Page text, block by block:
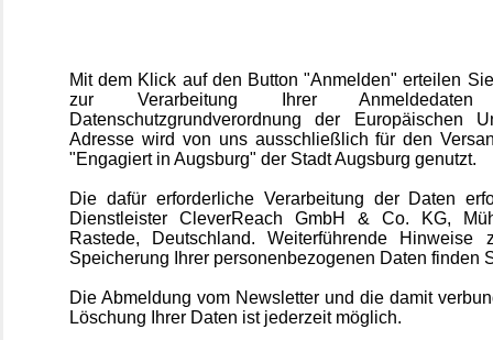
Mit dem Klick auf den Button "Anmelden" erteilen
zur Verarbeitung Ihrer
Datenschutzgrundverordnung der Europäischen
Adresse wird von uns ausschließlich für den
"Engagiert in Augsburg" der Stadt Augsburg genutzt.
Die dafür erforderliche Verarbeitung der Daten
Dienstleister CleverReach GmbH & Co. KG,
Rastede, Deutschland. Weiterführende Hinweise
Speicherung Ihrer personenbezogenen Daten finden
Die Abmeldung vom Newsletter und die damit
Löschung Ihrer Daten ist jederzeit möglich.